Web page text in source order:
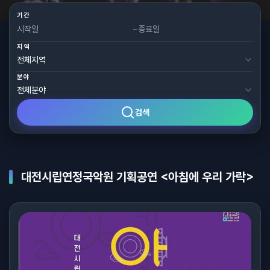
기간
~
지역
분야
검색
대전시립연정국악원 기획공연 <아침에 우리 가락>